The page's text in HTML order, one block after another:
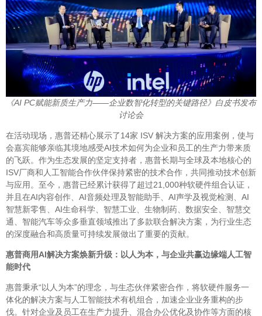
《AI PC赋能新质生产力——企业数智化转型的关键路径》白皮书发布
讨论会
在活动现场，惠普还精心展示了14家 ISV 解决方案的应用案例，使与
会嘉宾能够亲临其境地感受AI技术如何为企业和员工的生产力带来质
的飞跃。作为生态发展的坚定支持者，惠普长期与全球及本地核心的
ISV厂商和人工智能合作伙伴保持紧密的技术合作，共同推动技术创新
与应用。至今，惠普已经累计获得了超过21,000种软硬件组合认证，
并且在AI内容创作、AI音频处理及智能助手、AI声学及视觉检测、AI
智慧新零售、AI生命科学、智慧工业、生物制药、数据安全、智慧交
通、智能汽车等众多垂直领域推出了多款联合解决方案，为行业生态
的深度融合和高质量可持续发展做出了重要的贡献。
惠普商用AI解决方案焕新升级：以人为本，与企业共赢边缘端人工智
能时代
惠普秉承“以人为本”的理念，与生态伙伴紧密合作，将软硬件服务一
体化的解决方案与人工智能技术有机组合，加速企业业务重构的步
伐。针对企业及员工在生产力提升、混合办公优化及协作等方面的核